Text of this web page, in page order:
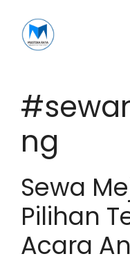
ng
Sewa
Pilihan
Acara